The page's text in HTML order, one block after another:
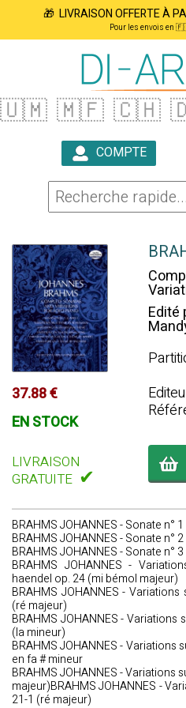
🎁 LIVRAISON OFFERTE À
Pour les envois en
🇺🇲 🇲🇫 🇨🇭
COMPTE
37.88 €
EN STOCK
LIVRAISON
GRATUITE ✔
Edité
BRAHMS JOHANNES - Sonate n°
BRAHMS JOHANNES - Sonate n°
BRAHMS JOHANNES - Sonate n°
BRAHMS JOHANNES -
haendel op. 24 (mi bémol majeur)
BRAHMS JOHANNES -
(ré majeur)
BRAHMS JOHANNES -
(la mineur)
BRAHMS JOHANNES - Variations
en fa # mineur
BRAHMS JOHANNES - Variations
majeur)BRAHMS JOHANNES -
21-1 (ré majeur)